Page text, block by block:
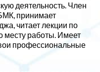
деятельность. Член
принимает
читает лекции по
месту работы. Имеет
профессиональные